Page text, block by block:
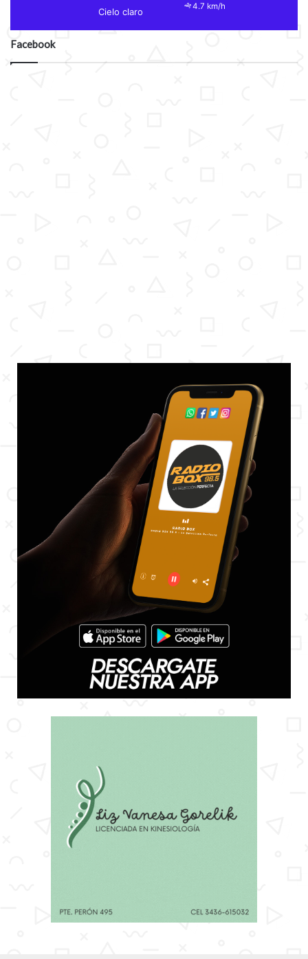
Cielo claro
4.7 km/h
Facebook